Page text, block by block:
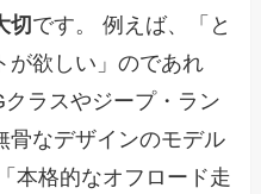
切です。 例えば、「と
が欲しい」のであれ
ラスやジープ・ラン
骨なデザインのモデル
本格的なオフロード走